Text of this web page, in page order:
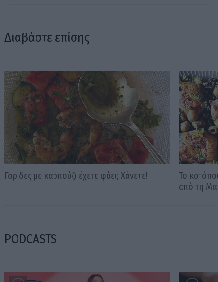
Διαβάστε επίσης
Γαρίδες με καρπούζι έχετε φάει; Χάνετε!
Το
από τη
PODCASTS